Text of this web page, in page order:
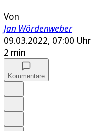
Von
Jan Wördenweber
09.03.2022, 07:00 Uhr
2 min
Kommentare